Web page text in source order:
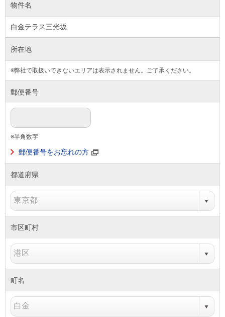
物件名
白金テラス三光坂
所在地
※弊社で取扱いできないエリアは表示されません。ご了承ください。
郵便番号
※半角数字
郵便番号をお忘れの方
都道府県
市区町村
町名